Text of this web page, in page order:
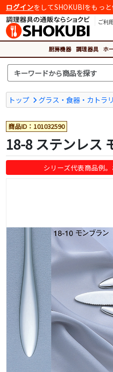
ログインをしてSHOKUBIをもっと
ご利
厨房機器 調理器具 ホ
トップ グラス・食器・カトラ
商品ID：101032590
18-8 ステンレス
シリーズ代表商品例